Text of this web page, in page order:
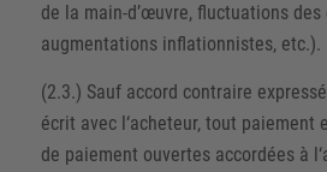
de la main-d’œuvre, fluctuations des
augmentations inflationnistes, etc.).
(2.3.) Sauf accord contraire
écrit avec l‘acheteur, tout paiement
de paiement ouvertes accordées à